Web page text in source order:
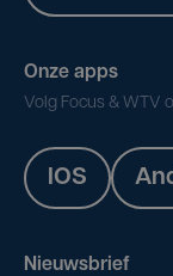
Onze apps
Volg Focus & WTV
IOS
Nieuwsbrief